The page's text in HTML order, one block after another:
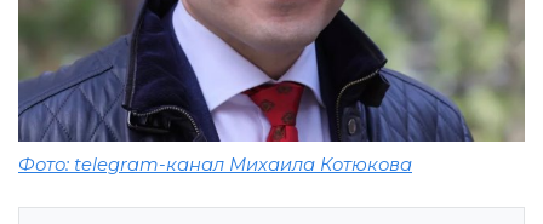
Фото: telegram-канал Михаила Котюкова